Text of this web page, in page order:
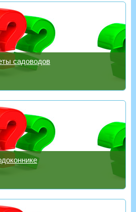
садоводов